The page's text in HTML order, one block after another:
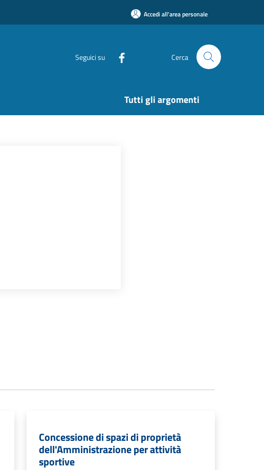
Accedi all'area personale
Seguici su Cerca
Tutti gli argomenti
Concessione di spazi di proprietà
dell'Amministrazione per attività
sportive